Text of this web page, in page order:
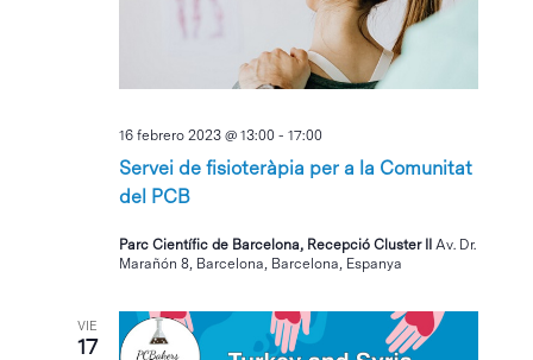
Servei de fisioteràpia per a la Comunitat
del PCB
16 febrero 2023 @ 13:00 -17:00
Parc Científic de Barcelona, Recepció Cluster IIAv. Dr.
Marañón 8, Barcelona, Barcelona, Espanya
VIE
17